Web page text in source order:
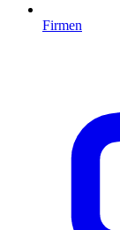
Firmen